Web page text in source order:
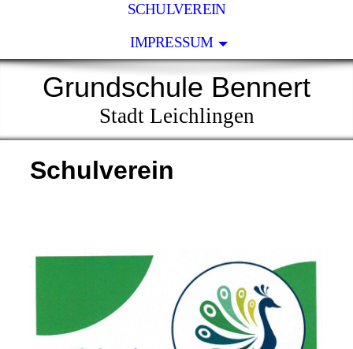
SCHULVEREIN
IMPRESSUM
Grundschule Bennert
Stadt Leichlingen
Schulverein